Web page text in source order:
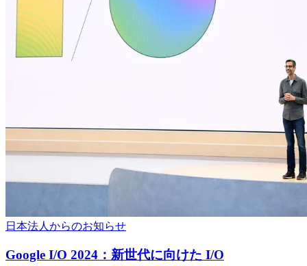
日本法人からのお知らせ
Google I/O 2024：新世代に向けた I/O